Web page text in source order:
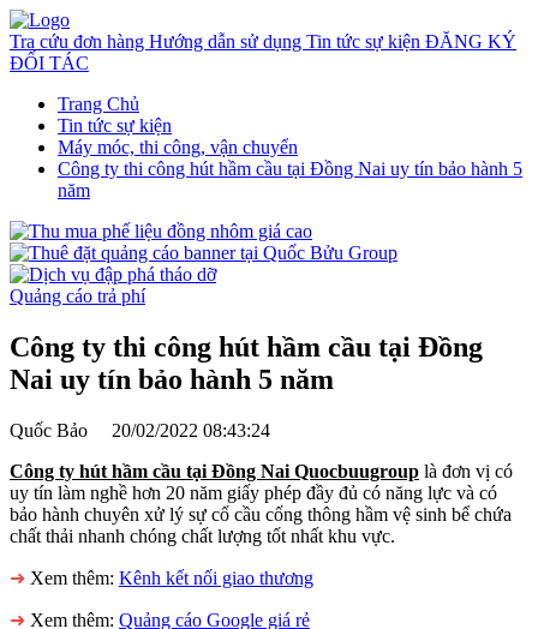
Tra cứu đơn hàng Hướng dẫn sử dụng Tin tức sự kiện ĐĂNG KÝ
ĐỐI TÁC
Trang Chủ
Tin tức sự kiện
Máy móc, thi công, vận chuyển
Công ty thi công hút hầm cầu tại Đồng Nai uy tín bảo hành 5
năm
Quảng cáo trả phí
Công ty thi công hút hầm cầu tại Đồng
Nai uy tín bảo hành 5 năm
Quốc Bảo 20/02/2022 08:43:24
Công ty hút hầm cầu tại Đồng Nai Quocbuugroup là đơn vị có
uy tín làm nghề hơn 20 năm giấy phép đầy đủ có năng lực và có
bảo hành chuyên xử lý sự cố cầu cống thông hầm vệ sinh bể chứa
chất thải nhanh chóng chất lượng tốt nhất khu vực.
➜ Xem thêm: Kênh kết nối giao thương
➜ Xem thêm: Quảng cáo Google giá rẻ